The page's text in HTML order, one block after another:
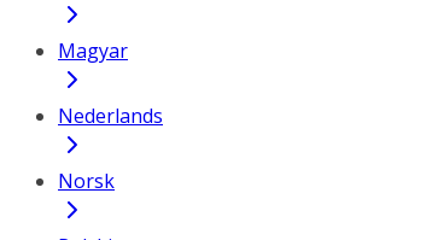
Magyar
Nederlands
Norsk